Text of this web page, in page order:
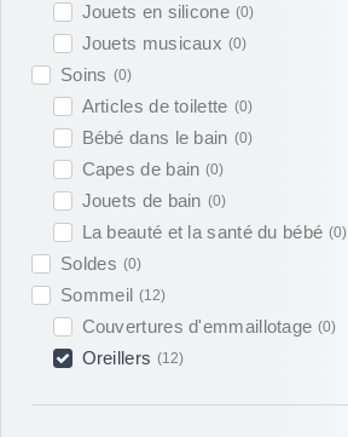
Jouets en silicone (0)
Jouets musicaux (0)
Soins (0)
Articles de toilette (0)
Bébé dans le bain (0)
Capes de bain (0)
Jouets de bain (0)
La beauté et la santé du bébé (0)
Soldes (0)
Sommeil (12)
Couvertures d'emmaillotage (0)
Oreillers (12)